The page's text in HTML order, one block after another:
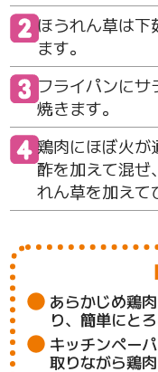
ほうれん草は下
ます。
フライパンにサ
焼きます。
鶏肉にほぼ火が
酢を加えて混ぜ
れん草を加えて
あらかじめ鶏
り、簡単にと
キッチンペー
取りながら鶏